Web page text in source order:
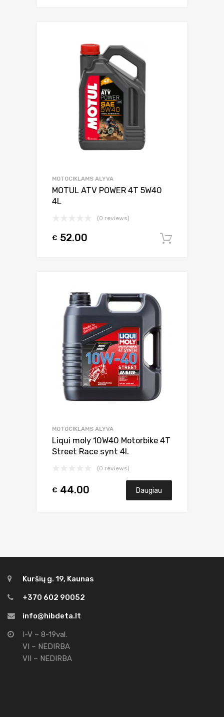
MOTOCIKLAMS ALYVA
MOTUL ATV POWER 4T 5W40
4L
(0 reviews)
€ 52.00
MOTOCIKLAMS ALYVA
Liqui moly 10W40 Motorbike 4T
Street Race synt 4l.
(0 reviews)
€ 44.00 Daugiau
Kuršių g. 19, Kaunas
+370 602 90052
info@hibdeta.lt
I-V – 8-19val.
VI – NEDIRBA
VII – NEDIRBA